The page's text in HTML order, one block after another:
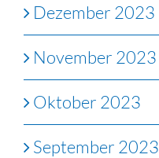
Dezember 2023
November 2023
Oktober 2023
September 2023